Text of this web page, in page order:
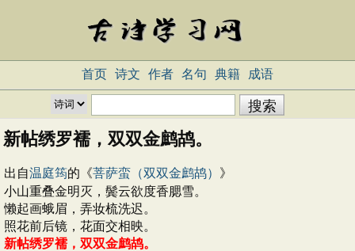
首页 诗文 作者 名句 典籍 成语
新帖绣罗襦，双双金鹧鸪。
出自温庭筠的《菩萨蛮（双双金鹧鸪） 》
小山重叠金明灭，鬓云欲度香腮雪。
懒起画蛾眉，弄妆梳洗迟。
照花前后镜，花面交相映。
新帖绣罗襦，双双金鹧鸪。